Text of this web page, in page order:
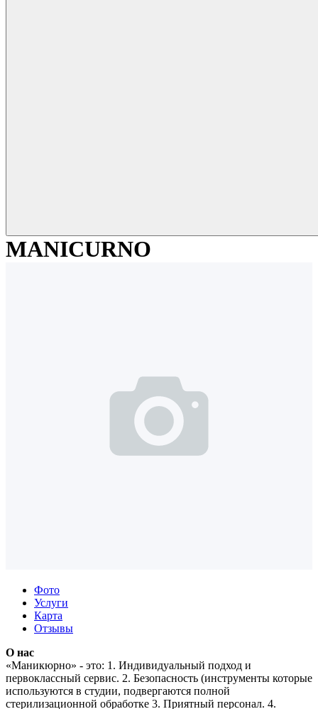
MANICURNO
Фото
Услуги
Карта
Отзывы
О нас
«Маникюрно» - это: 1. Индивидуальный подход и
первоклассный сервис. 2. Безопасность (инструменты которые
используются в студии, подвергаются полной
стерилизационной обработке 3. Приятный персонал. 4.